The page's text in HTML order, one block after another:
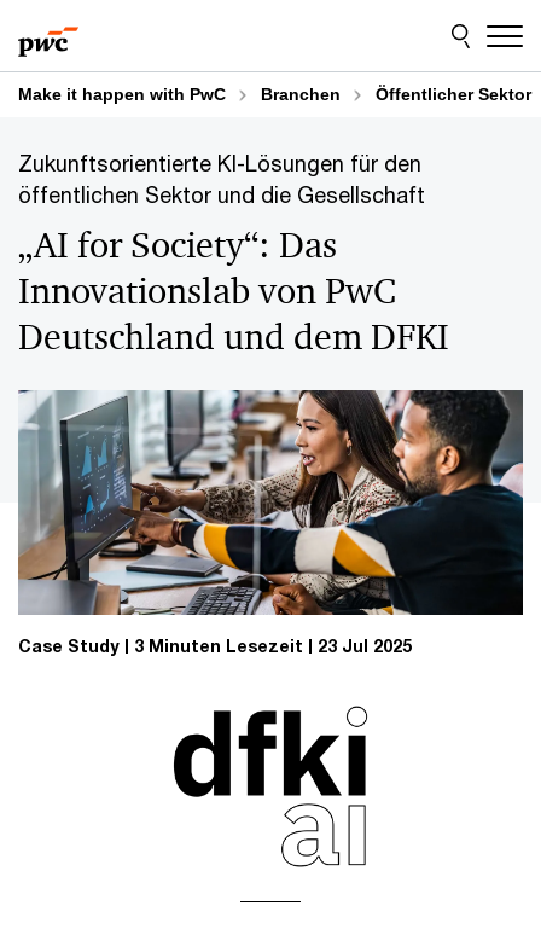
to
content
to
footer
Make it happen with PwC Branchen Öffentlicher Sektor
Zukunftsorientierte KI-Lösungen für den
öffentlichen Sektor und die Gesellschaft
„AI for Society“: Das
Innovationslab von PwC
Deutschland und dem DFKI
Case Study 3 Minuten Lesezeit 23 Jul 2025